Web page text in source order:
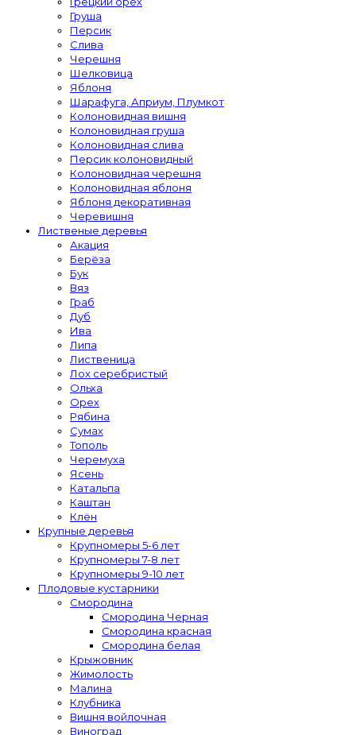
Груша
Персик
Слива
Черешня
Шелковица
Яблоня
Шарафуга, Априум, Плумкот
Колоновидная вишня
Колоновидная груша
Колоновидная слива
Персик колоновидный
Колоновидная черешня
Колоновидная яблоня
Яблоня декоративная
Черевишня
Лиственые деревья
Акация
Берёза
Бук
Вяз
Граб
Дуб
Ива
Липа
Лиственица
Лох серебристый
Ольха
Орех
Рябина
Сумах
Тополь
Черемуха
Ясень
Катальпа
Каштан
Клён
Крупные деревья
Крупномеры 5-6 лет
Крупномеры 7-8 лет
Крупномеры 9-10 лет
Плодовые кустарники
Смородина
Смородина Черная
Смородина красная
Смородина белая
Крыжовник
Жимолость
Малина
Клубника
Вишня войлочная
Виноград